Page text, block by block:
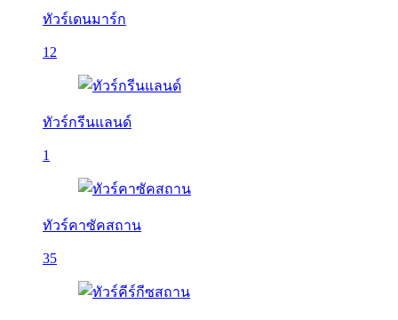
ทัวร์เดนมาร์ก
12
ทัวร์กรีนแลนด์
1
ทัวร์คาซัคสถาน
35